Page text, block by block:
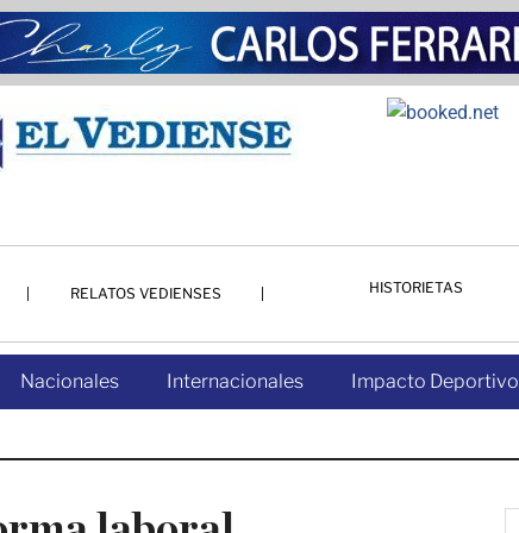
RELATOS VEDIENSES HISTORIETAS
Nacionales Internacionales Impacto Deportivo